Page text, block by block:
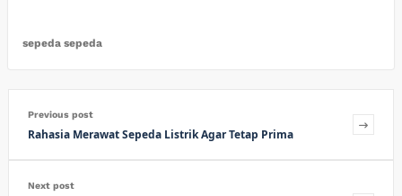
sepeda sepeda
Previous post
Rahasia Merawat Sepeda Listrik Agar Tetap Prima
Next post